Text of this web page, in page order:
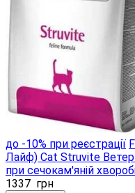
до -10% при реєстрації
Лайф) Cat Struvite
при сечокам'яній
1337 грн